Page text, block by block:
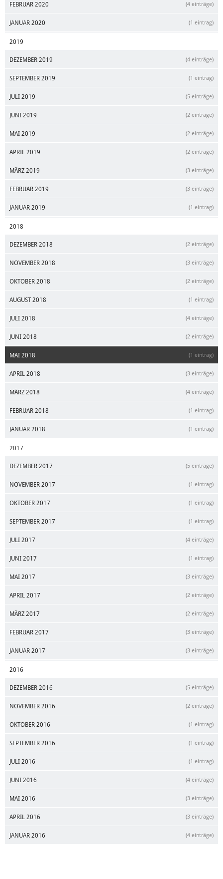
FEBRUAR 2020 (4 einträge)
JANUAR 2020 (1 eintrag)
2019
DEZEMBER 2019 (4 einträge)
SEPTEMBER 2019 (1 eintrag)
JULI 2019 (5 einträge)
JUNI 2019 (2 einträge)
MAI 2019 (2 einträge)
APRIL 2019 (2 einträge)
MÄRZ 2019 (3 einträge)
FEBRUAR 2019 (3 einträge)
JANUAR 2019 (1 eintrag)
2018
DEZEMBER 2018 (2 einträge)
NOVEMBER 2018 (3 einträge)
OKTOBER 2018 (2 einträge)
AUGUST 2018 (1 eintrag)
JULI 2018 (4 einträge)
JUNI 2018 (2 einträge)
MAI 2018 (1 eintrag)
APRIL 2018 (3 einträge)
MÄRZ 2018 (4 einträge)
FEBRUAR 2018 (1 eintrag)
JANUAR 2018 (1 eintrag)
2017
DEZEMBER 2017 (5 einträge)
NOVEMBER 2017 (1 eintrag)
OKTOBER 2017 (1 eintrag)
SEPTEMBER 2017 (1 eintrag)
JULI 2017 (4 einträge)
JUNI 2017 (1 eintrag)
MAI 2017 (3 einträge)
APRIL 2017 (2 einträge)
MÄRZ 2017 (2 einträge)
FEBRUAR 2017 (3 einträge)
JANUAR 2017 (3 einträge)
2016
DEZEMBER 2016 (5 einträge)
NOVEMBER 2016 (2 einträge)
OKTOBER 2016 (1 eintrag)
SEPTEMBER 2016 (1 eintrag)
JULI 2016 (1 eintrag)
JUNI 2016 (4 einträge)
MAI 2016 (3 einträge)
APRIL 2016 (3 einträge)
JANUAR 2016 (4 einträge)